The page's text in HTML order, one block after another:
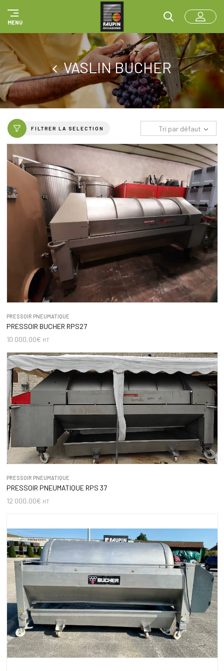
MENU
VASLIN BUCHER
FILTRER LA SELECTION Tri par défaut
PRESSOIR PNEUMATIQUE
PRESSOIR BUCHER RPS27
10 000,00€ HT
PRESSOIR PNEUMATIQUE
PRESSOIR PNEUMATIQUE RPS 37
12 000,00€ HT
Panneau de gestion des cookies